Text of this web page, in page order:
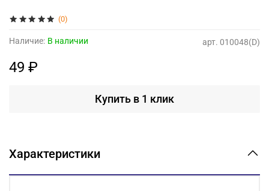
(0)
арт. 010048(D)
Наличие: В наличии
49 ₽
Купить в 1 клик
Характеристики